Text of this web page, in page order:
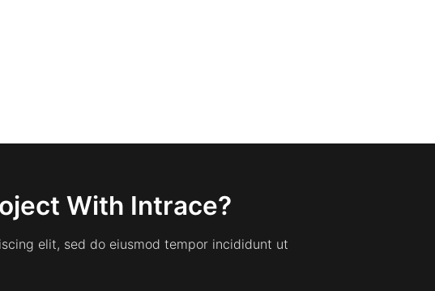
With Intrace?
elit, sed do eiusmod tempor incididunt ut